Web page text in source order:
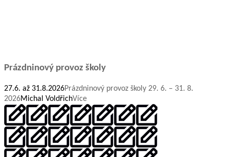
Prázdninový provoz školy
27.6. až 31.8.2026Prázdninový provoz školy 29. 6. – 31. 8.
2026Michal VoldřichVíce